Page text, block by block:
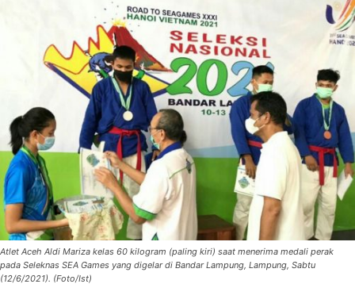
Atlet Aceh Aldi Mariza kelas 60 kilogram (paling kiri) saat menerima medali perak
pada Seleknas SEA Games yang digelar di Bandar Lampung, Lampung, Sabtu
(12/6/2021). (Foto/Ist)